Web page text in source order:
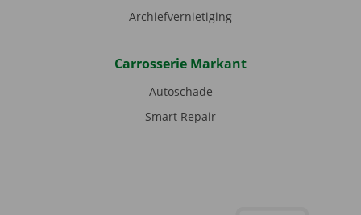
Archiefvernietiging
Carrosserie Markant
Autoschade
Smart Repair